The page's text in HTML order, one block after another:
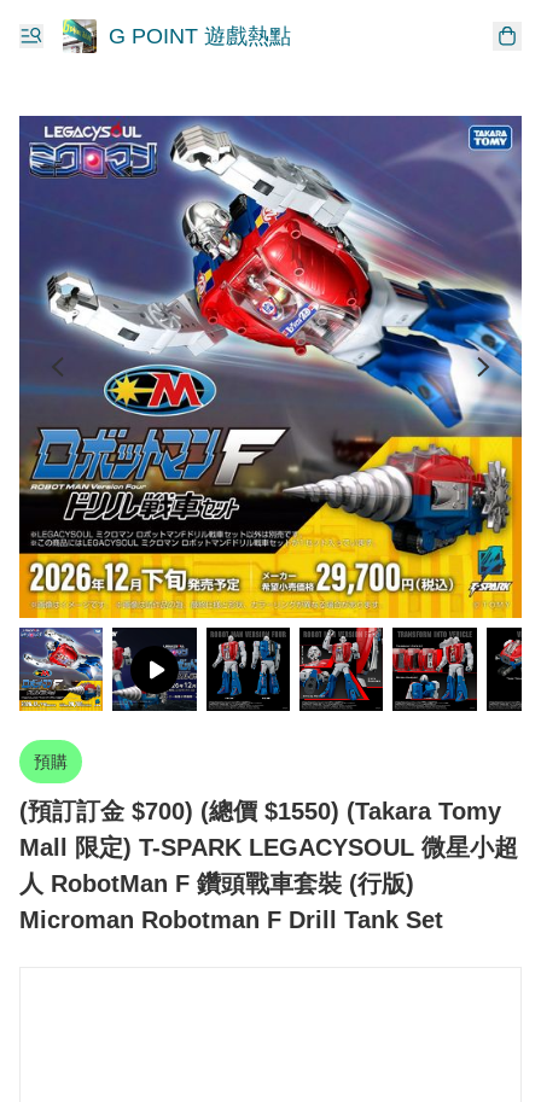
G POINT 遊戲熱點
預購
(預訂訂金 $700) (總價 $1550) (Takara Tomy
Mall 限定) T-SPARK LEGACYSOUL 微星小超
人 RobotMan F 鑽頭戰車套裝 (行版)
Microman Robotman F Drill Tank Set